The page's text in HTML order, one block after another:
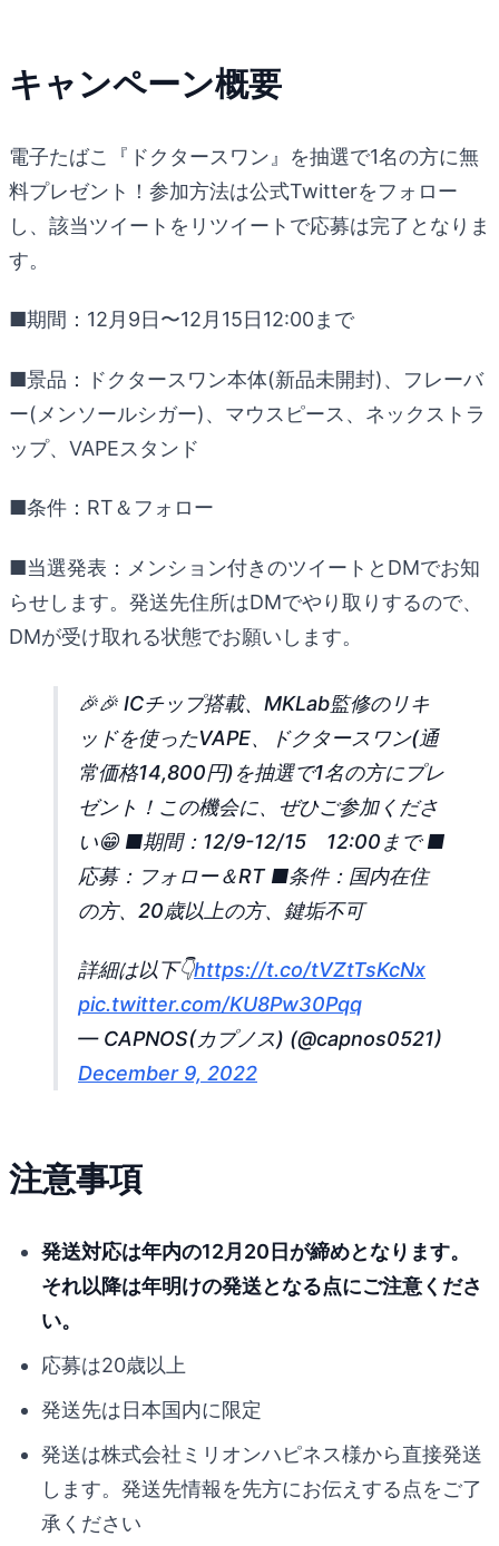
キャンペーン概要
電子たばこ『ドクタースワン』を抽選で1名の方に無
料プレゼント！参加方法は公式Twitterをフォロー
し、該当ツイートをリツイートで応募は完了となりま
す。
■期間：12月9日〜12月15日12:00まで
■景品：ドクタースワン本体(新品未開封)、フレーバ
ー(メンソールシガー)、マウスピース、ネックストラ
ップ、VAPEスタンド
■条件：RT＆フォロー
■当選発表：メンション付きのツイートとDMでお知
らせします。発送先住所はDMでやり取りするので、
DMが受け取れる状態でお願いします。
🎉🎉 ICチップ搭載、MKLab監修のリキ
ッドを使ったVAPE、ドクタースワン(通
常価格14,800円)を抽選で1名の方にプレ
ゼント！この機会に、ぜひご参加くださ
い😁 ■期間：12/9-12/15 12:00まで ■
応募：フォロー＆RT ■条件：国内在住
の方、20歳以上の方、鍵垢不可
詳細は以下👇https://t.co/tVZtTsKcNx
pic.twitter.com/KU8Pw30Pqq
— CAPNOS(カプノス) (@capnos0521)
December 9, 2022
注意事項
発送対応は年内の12月20日が締めとなります。
それ以降は年明けの発送となる点にご注意くださ
い。
応募は20歳以上
発送先は日本国内に限定
発送は株式会社ミリオンハピネス様から直接発送
します。発送先情報を先方にお伝えする点をご了
承ください